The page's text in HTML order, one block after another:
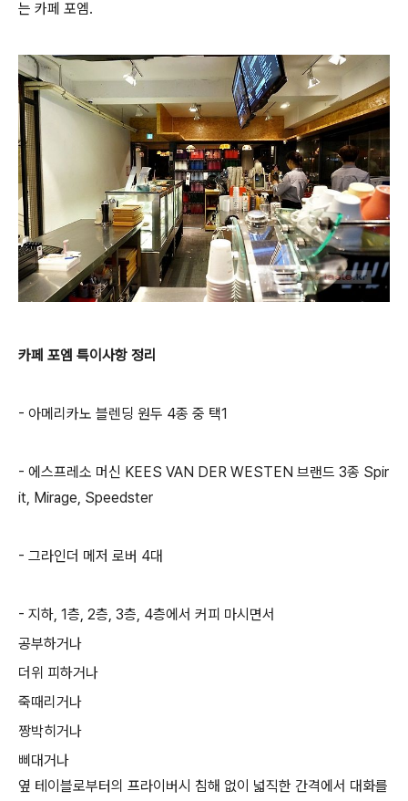
는 카페 포엠.
카페 포엠 특이사항 정리
- 아메리카노 블렌딩 원두 4종 중 택1
- 에스프레소 머신 KEES VAN DER WESTEN 브랜드 3종 Spir
it, Mirage, Speedster
- 그라인더 메저 로버 4대
- 지하, 1층, 2층, 3층, 4층에서 커피 마시면서
공부하거나
더위 피하거나
죽때리거나
짱박히거나
삐대거나
옆 테이블로부터의 프라이버시 침해 없이 넓직한 간격에서 대화를